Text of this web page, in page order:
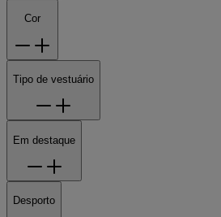
Cor
Tipo de vestuário
Em destaque
Desporto